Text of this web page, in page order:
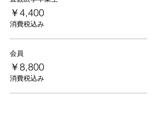
￥4,400
消費税込み
会員
￥8,800
消費税込み